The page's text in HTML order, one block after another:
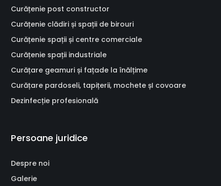
Curățenie post constructor
Curățenie clădiri și spații de birouri
Curățenie spații și centre comerciale
Curățenie spații industriale
Curățare geamuri și fațade la înălțime
Curățare pardoseli, tapițerii, mochete șI covoare
Dezinfecție profesională
Persoane juridice
Despre noi
Galerie